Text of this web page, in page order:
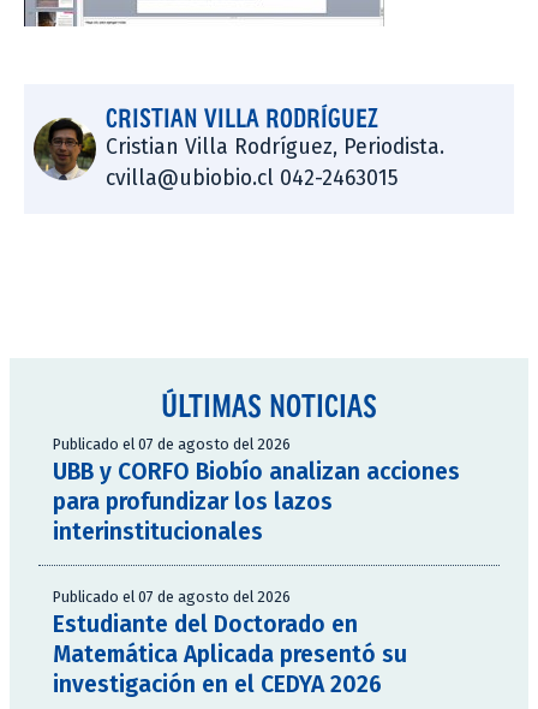
CRISTIAN VILLA RODRÍGUEZ
Cristian Villa Rodríguez, Periodista.
cvilla@ubiobio.cl 042-2463015
ÚLTIMAS NOTICIAS
Publicado el 07 de agosto del 2026
UBB y CORFO Biobío analizan acciones
para profundizar los lazos
interinstitucionales
Publicado el 07 de agosto del 2026
Estudiante del Doctorado en
Matemática Aplicada presentó su
investigación en el CEDYA 2026